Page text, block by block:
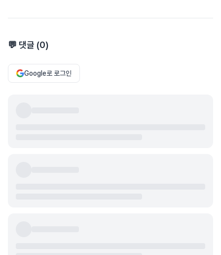
💬 댓글 (0)
Google로 로그인